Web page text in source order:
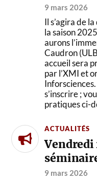
9 mars 2026
Il s’agira de
la saison
aurons
Caudron
accueil sera
par l’XMI et
Inforsciences.
s’inscrire ;
pratiques ci-
ACTUALITÉS
Vendredi
9 mars 2026